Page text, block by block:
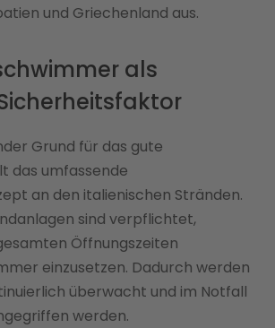
und Griechenland aus.
als
Grund für das gute
das umfassende
an den italienischen Stränden.
sind verpflichtet,
Öffnungszeiten
einzusetzen. Dadurch werden
überwacht und im Notfall
werden.